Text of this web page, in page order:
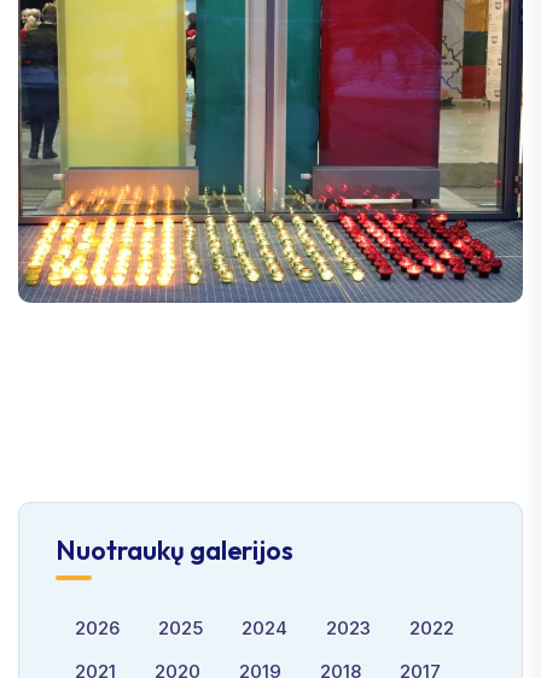
Nuotraukų galerijos
2026 2025 2024 2023
2022
2021
2020 2019 2018
2017